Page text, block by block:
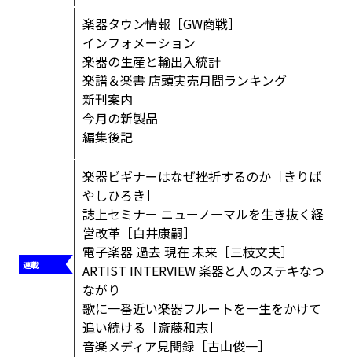
楽器タウン情報［GW商戦］
インフォメーション
楽器の生産と輸出入統計
楽譜＆楽書 店頭実売月間ランキング
新刊案内
今月の新製品
編集後記
楽器ビギナーはなぜ挫折するのか［きりば
やしひろき］
誌上セミナー ニューノーマルを生き抜く経
営改革［白井康嗣］
電子楽器 過去 現在 未来［三枝文夫］
ARTIST INTERVIEW 楽器と人のステキなつ
ながり
歌に一番近い楽器フルートを一生をかけて
追い続ける［斎藤和志］
音楽メディア見聞録［古山俊一］